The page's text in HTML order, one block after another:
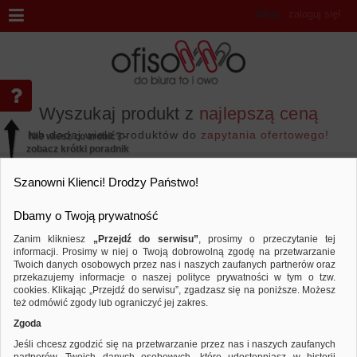
Wyszukaj produkt z najlepszą ceną
lub dodaj wiele produktów do zapytania ofertowego!
Witaj ,
Marka EMEKO
Porównaj Sortuj według
Nie wiesz co zrobić? -
zobacz krótki poradnik
Szanowni Klienci! Drodzy Państwo!
Dbamy o Twoją prywatność
Zanim klikniesz „Przejdź do serwisu”, prosimy o przeczytanie tej
informacji. Prosimy w niej o Twoją dobrowolną zgodę na przetwarzanie
Twoich danych osobowych przez nas i naszych zaufanych partnerów oraz
przekazujemy informacje o naszej polityce prywatności w tym o tzw.
cookies. Klikając „Przejdź do serwisu”, zgadzasz się na poniższe. Możesz
też odmówić zgody lub ograniczyć jej zakres.
Zgoda
Jeśli chcesz zgodzić się na przetwarzanie przez nas i naszych zaufanych